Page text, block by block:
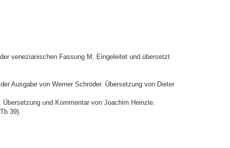
venezianischen Fassung M. Eingeleitet und übersetzt
Ausgabe von Werner Schröder. Übersetzung von Dieter
und Kommentar von Joachim Heinzle.
39).